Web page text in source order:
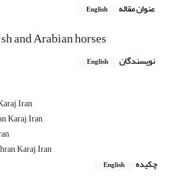
عنوان مقاله English
and Arabian horses
نویسندگان English
Iran
Karaj, Iran
Karaj, Iran
چکیده
English